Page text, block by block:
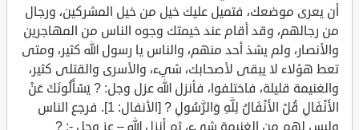
أن يعرى موضعك، فتميل عليك خيل من خيل المشركين، ورجال
من رجالهم، وقد أقام عند خيمتك وجوه الناس من المهاجرين
والأنصار، ولم يشذ أحد منهم، والناس يا رسول الله كثير، ومتى
تعط هؤلاء لا يبقى لأصحابك، شيء، والأسرى والقتلى كثير،
والغنيمة قليلة، فاختلفوا، فأنزل الله عزل وجل: ? يَسْأَلُونَكَ عَنْ
الأَنْفَالِ قُلْ الأَنْفَالُ لِلَّهِ وَالرَّسُولِ ? [الأنفال: 1]. فرجع الناس